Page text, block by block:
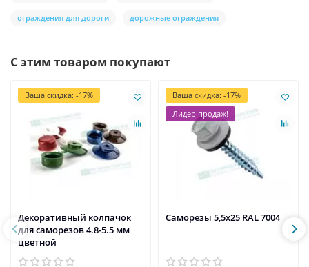
ограждения для дороги дорожные ограждения
С этим товаром покупают
Ваша скидка: -17%
Декоративный колпачок
для саморезов 4.8-5.5 мм
цветной
Ваша скидка: -17%
Лидер продаж!
Саморезы 5,5х25 RAL 7004